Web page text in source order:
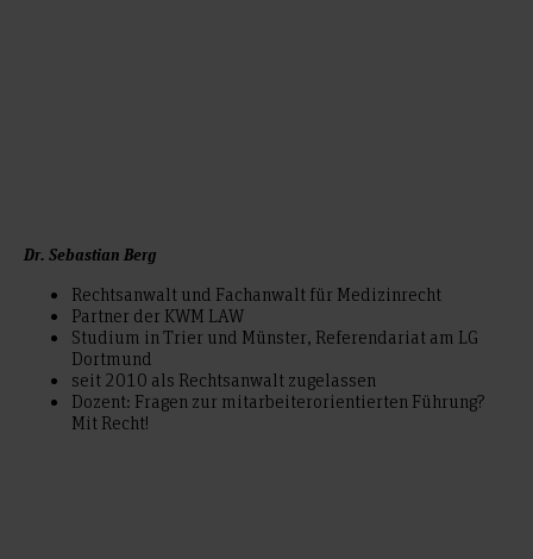
Dr. Sebastian Berg
Rechtsanwalt und Fachanwalt für Medizinrecht
Partner der KWM LAW
Studium in Trier und Münster, Referendariat am LG
Dortmund
seit 2010 als Rechtsanwalt zugelassen
Dozent: Fragen zur mitarbeiterorientierten Führung?
Mit Recht!